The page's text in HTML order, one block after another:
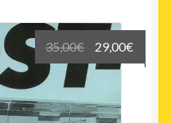
35,00€
Le
prix
était :
29,00€
prix